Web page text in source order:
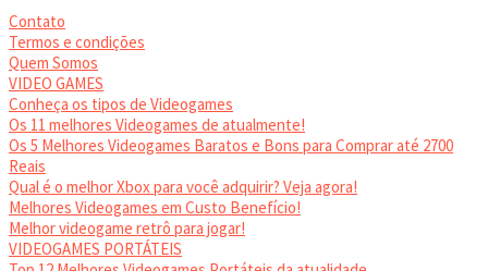
Contato
Termos e condições
Quem Somos
VIDEO GAMES
Conheça os tipos de Videogames
Os 11 melhores Videogames de atualmente!
Os 5 Melhores Videogames Baratos e Bons para Comprar até 2700
Reais
Qual é o melhor Xbox para você adquirir? Veja agora!
Melhores Videogames em Custo Benefício!
Melhor videogame retrô para jogar!
VIDEOGAMES PORTÁTEIS